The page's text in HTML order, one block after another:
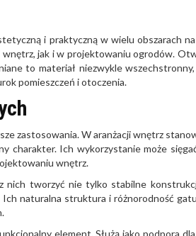
i praktyczną w wielu obszarach
wnętrz, jak i w projektowaniu ogrodów.
to materiał niezwykle
pomieszczeń i otoczenia.
zastosowania. W aranżacji wnętrz
charakter. Ich wykorzystanie może
wnętrz.
nich tworzyć nie tylko stabilne
naturalna struktura i różnorodność
element. Służą jako podpora